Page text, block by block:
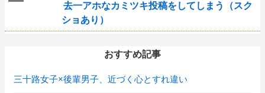
去一アホなカミツキ投稿をしてしまう（スク
ショあり）
おすすめ記事
三十路女子×後輩男子、近づく心とすれ違い